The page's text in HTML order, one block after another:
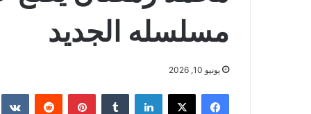
مسلسله الجديد
يونيو 10, 2026
فيسبوك ‫X لينكدإن بينتيريست